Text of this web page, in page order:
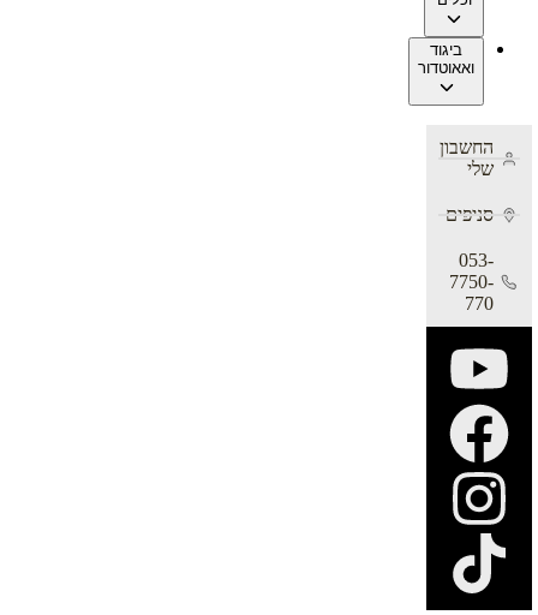
ביגוד
ואאוטדור
החשבון
שלי
סניפים
053-
7750-
770